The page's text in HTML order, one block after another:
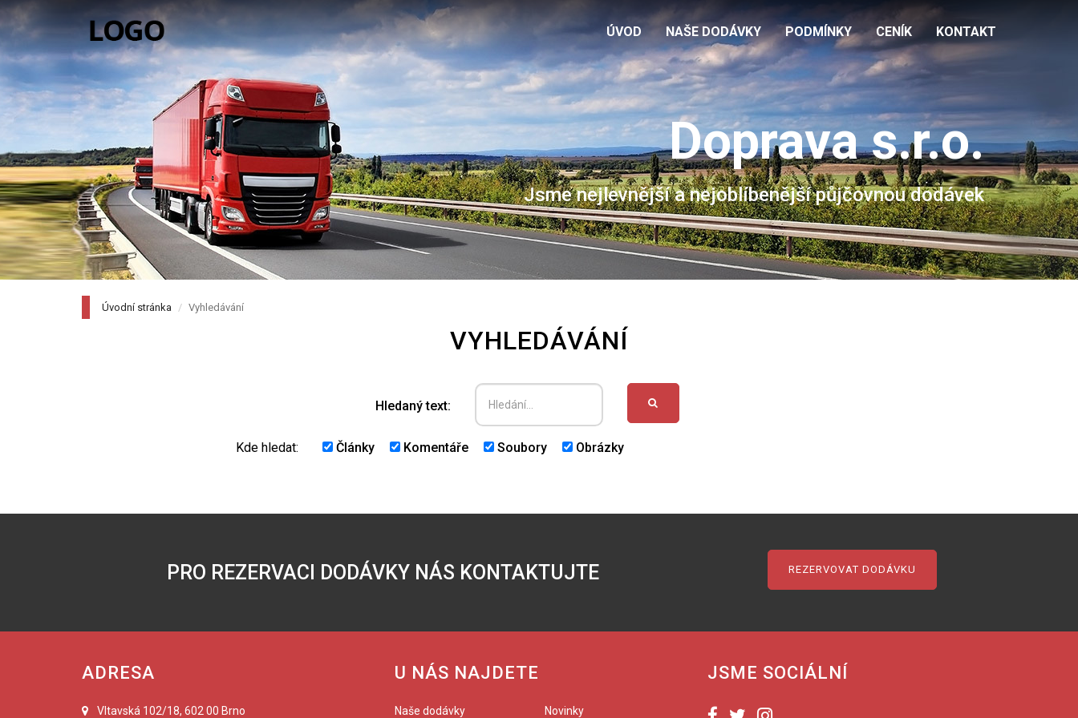
ÚVOD NAŠE DODÁVKY PODMÍNKY CENÍK KONTAKT
Doprava s.r.o.
Jsme nejlevnější a nejoblíbenější půjčovnou dodávek
Úvodní stránka Vyhledávání
VYHLEDÁVÁNÍ
Hledaný text:
Kde hledat: Články Komentáře Soubory Obrázky
PRO REZERVACI DODÁVKY NÁS KONTAKTUJTE REZERVOVAT DODÁVKU
ADRESA
Vltavská 102/18, 602 00 Brno
U NÁS NAJDETE
Naše dodávky Novinky
JSME SOCIÁLNÍ